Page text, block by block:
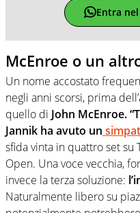
Entra
McEnroe o un
Un nome accostato
negli anni scorsi, prima
quello di John McEnroe.
Jannik ha avuto un
sfida vinta in quattro set su
Open. Una voce vecchia,
invece la terza soluzione:
Naturalmente libero su